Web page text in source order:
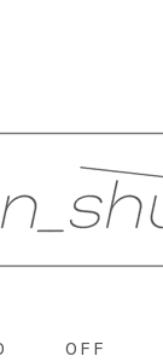
OFF